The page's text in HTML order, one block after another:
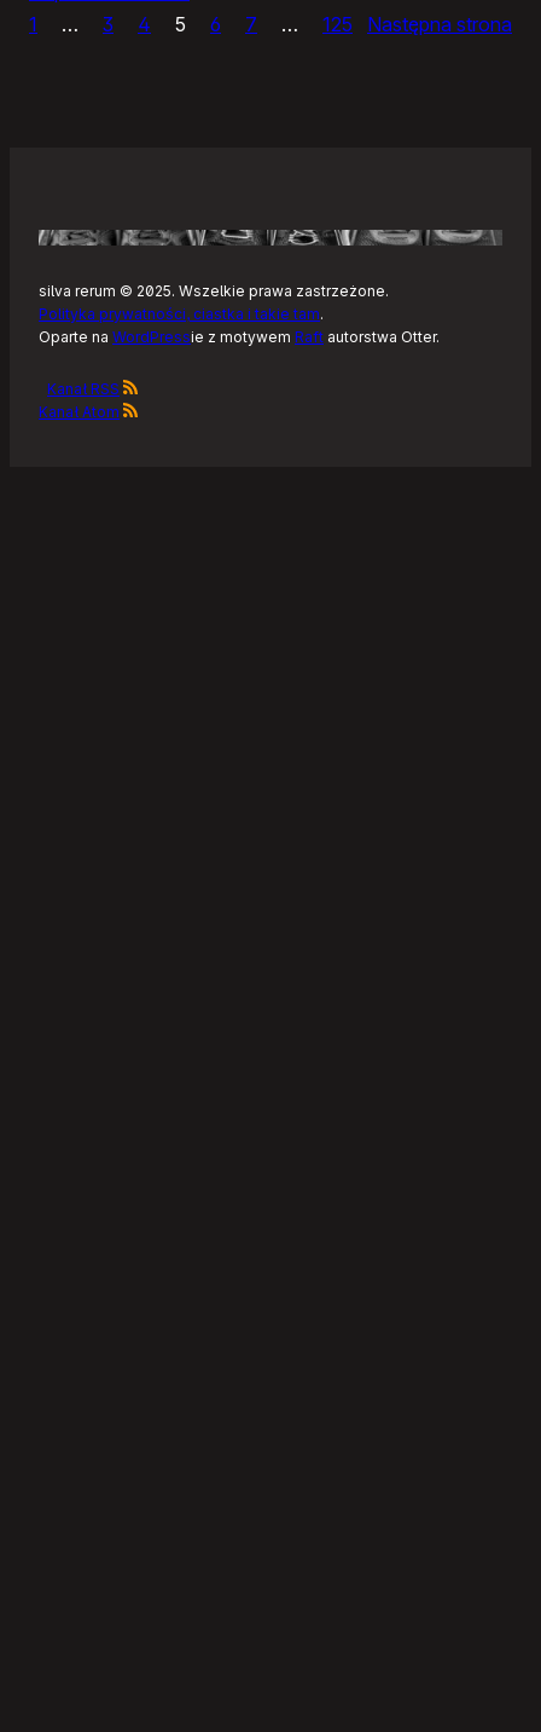
Sly,
1
… 3 4 5 6 7 … 125 Następna strona
silva rerum © 2025. Wszelkie prawa zastrzeżone.
Polityka prywatności, ciastka i takie tam.
Oparte na WordPressie z motywem Raft autorstwa Otter.
Kanał RSS
Kanał Atom